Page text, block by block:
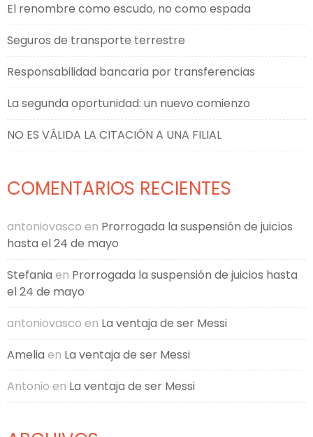
El renombre como escudo, no como espada
Seguros de transporte terrestre
Responsabilidad bancaria por transferencias
La segunda oportunidad: un nuevo comienzo
NO ES VÁLIDA LA CITACIÓN A UNA FILIAL
COMENTARIOS RECIENTES
antoniovasco en Prorrogada la suspensión de juicios
hasta el 24 de mayo
Stefania en Prorrogada la suspensión de juicios hasta
el 24 de mayo
antoniovasco en La ventaja de ser Messi
Amelia en La ventaja de ser Messi
Antonio en La ventaja de ser Messi